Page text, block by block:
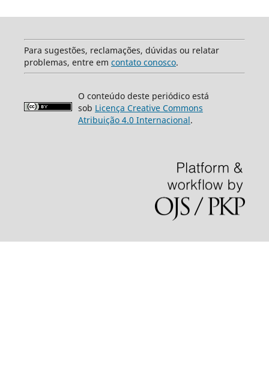
Para sugestões, reclamações, dúvidas ou relatar
problemas, entre em contato conosco.
O conteúdo deste periódico está
sob Licença Creative Commons
Atribuição 4.0 Internacional.